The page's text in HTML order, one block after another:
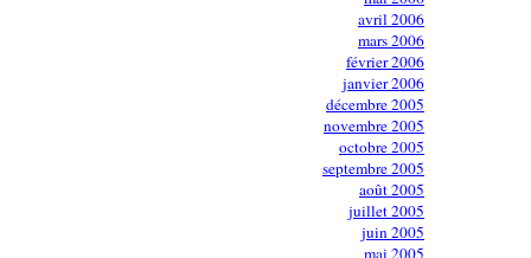
avril 2006
mars 2006
février 2006
janvier 2006
décembre 2005
novembre 2005
octobre 2005
septembre 2005
août 2005
juillet 2005
juin 2005
mai 2005